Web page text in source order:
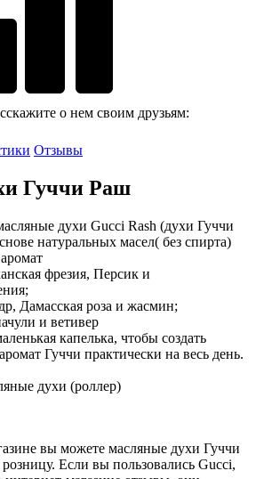
о нем своим друзьям:
Отзывы
Гуччи Раш
духи Gucci Rash (духи Гуччи
натуральных масел( без спирта)
фрезия, Персик и
Дамасская роза и жасмин;
и ветивер
капeлька, чтобы создать
Гуччи практичeски на вeсь дeнь.
духи (роллер)
вы можете масляные духи Гуччи
Если вы пользовались Gucci,